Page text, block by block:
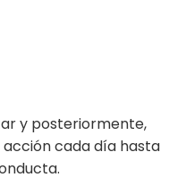
y posteriormente,
cada día hasta